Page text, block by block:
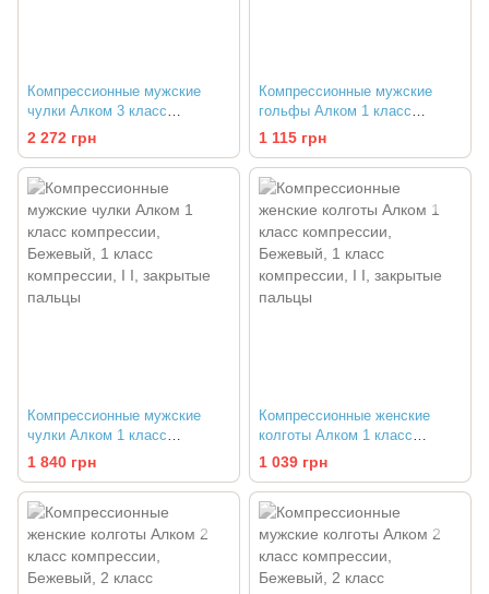
Компрессионные мужские
чулки Алком 3 класс
компрессии
2 272 грн
Компрессионные мужские
гольфы Алком 1 класс
компрессии
1 115 грн
Компрессионные мужские
чулки Алком 1 класс
компрессии
1 840 грн
Компрессионные женские
колготы Алком 1 класс
компрессии
1 039 грн